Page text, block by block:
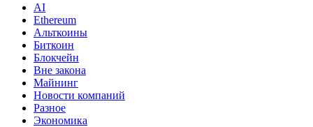
AI
Ethereum
Альткоины
Биткоин
Блокчейн
Вне закона
Майнинг
Новости компаний
Разное
Экономика